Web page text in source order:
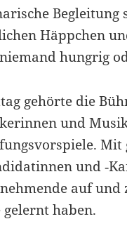
Begleitung
Häppchen
hungrig
gehörte die
und
und
auf
haben.